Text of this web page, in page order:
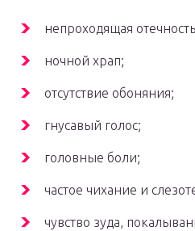
непроходящая
ночной храп;
отсутствие обоняния;
гнусавый голос;
головные боли;
частое чихание и
чувство зуда,